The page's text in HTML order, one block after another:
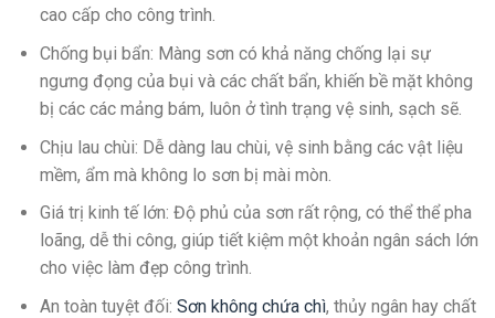
cao cấp cho công trình.
Chống bụi bẩn: Màng sơn có khả năng chống lại sự
ngưng đọng của bụi và các chất bẩn, khiến bề mặt không
bị các các mảng bám, luôn ở tình trạng vệ sinh, sạch sẽ.
Chịu lau chùi: Dễ dàng lau chùi, vệ sinh bằng các vật liệu
mềm, ẩm mà không lo sơn bị mài mòn.
Giá trị kinh tế lớn: Độ phủ của sơn rất rộng, có thể thể pha
loãng, dễ thi công, giúp tiết kiệm một khoản ngân sách lớn
cho việc làm đẹp công trình.
An toàn tuyệt đối: Sơn không chứa chì, thủy ngân hay chất